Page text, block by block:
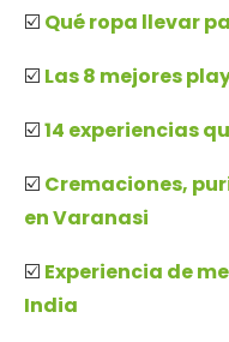
☑️ Qué ropa llevar
☑️ Las 8 mejores
☑️14 experiencias
☑️ Cremaciones,
en Varanasi
☑️ Experiencia de
India